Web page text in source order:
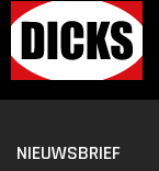
NIEUWSBRIEF